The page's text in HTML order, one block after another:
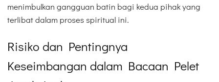
menimbulkan gangguan batin bagi kedua pihak yang
terlibat dalam proses spiritual ini.
Risiko dan Pentingnya
Keseimbangan dalam Bacaan Pelet